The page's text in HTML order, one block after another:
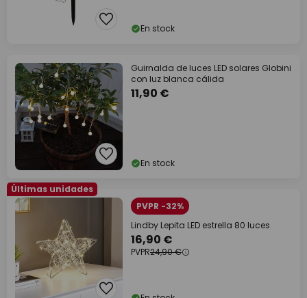
En stock
Guirnalda de luces LED solares Globini
con luz blanca cálida
11,90 €
En stock
Últimas unidades
PVPR -32%
Lindby Lepita LED estrella 80 luces
16,90 €
PVPR24,90 €